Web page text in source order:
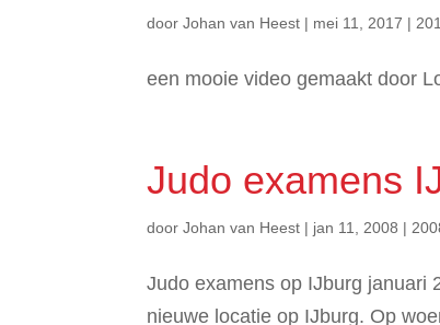
doorJohan van Heest | mei 11, 2017 |
een mooie video gemaakt door
Judo examens
doorJohan van Heest | jan 11, 2008 |
Judo examens op IJburg januari
nieuwe locatie op IJburg. Op